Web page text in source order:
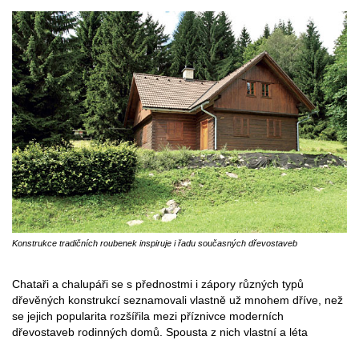
Konstrukce tradičních roubenek inspiruje i řadu současných dřevostaveb
Chataři a chalupáři se s přednostmi i zápory různých typů
dřevěných konstrukcí seznamovali vlastně už mnohem dříve, než
se jejich popularita rozšířila mezi příznivce moderních
dřevostaveb rodinných domů. Spousta z nich vlastní a léta